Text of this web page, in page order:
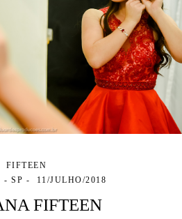
FIFTEEN
- SP
11/JULHO/2018
FIFTEEN